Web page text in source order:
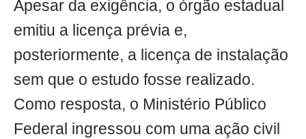
Apesar da exigência, o órgão estadual
emitiu a licença prévia e,
posteriormente, a licença de instalação
sem que o estudo fosse realizado.
Como resposta, o Ministério Público
Federal ingressou com uma ação civil